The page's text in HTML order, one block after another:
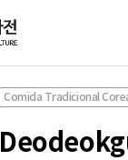
Comida Tradicional